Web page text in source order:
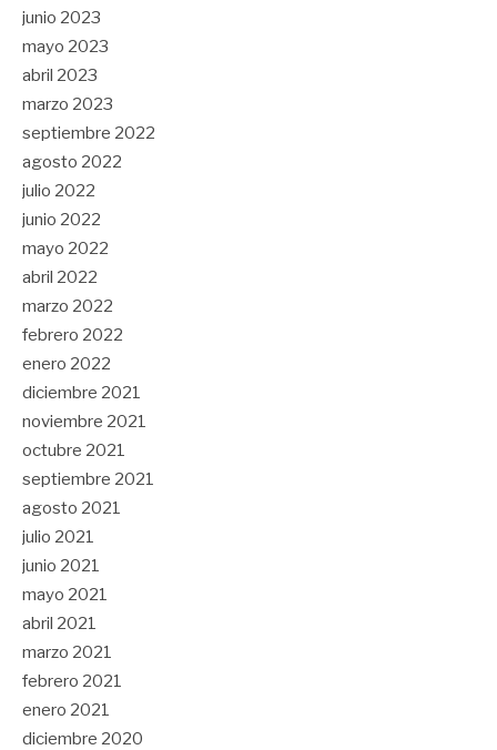
junio 2023
mayo 2023
abril 2023
marzo 2023
septiembre 2022
agosto 2022
julio 2022
junio 2022
mayo 2022
abril 2022
marzo 2022
febrero 2022
enero 2022
diciembre 2021
noviembre 2021
octubre 2021
septiembre 2021
agosto 2021
julio 2021
junio 2021
mayo 2021
abril 2021
marzo 2021
febrero 2021
enero 2021
diciembre 2020